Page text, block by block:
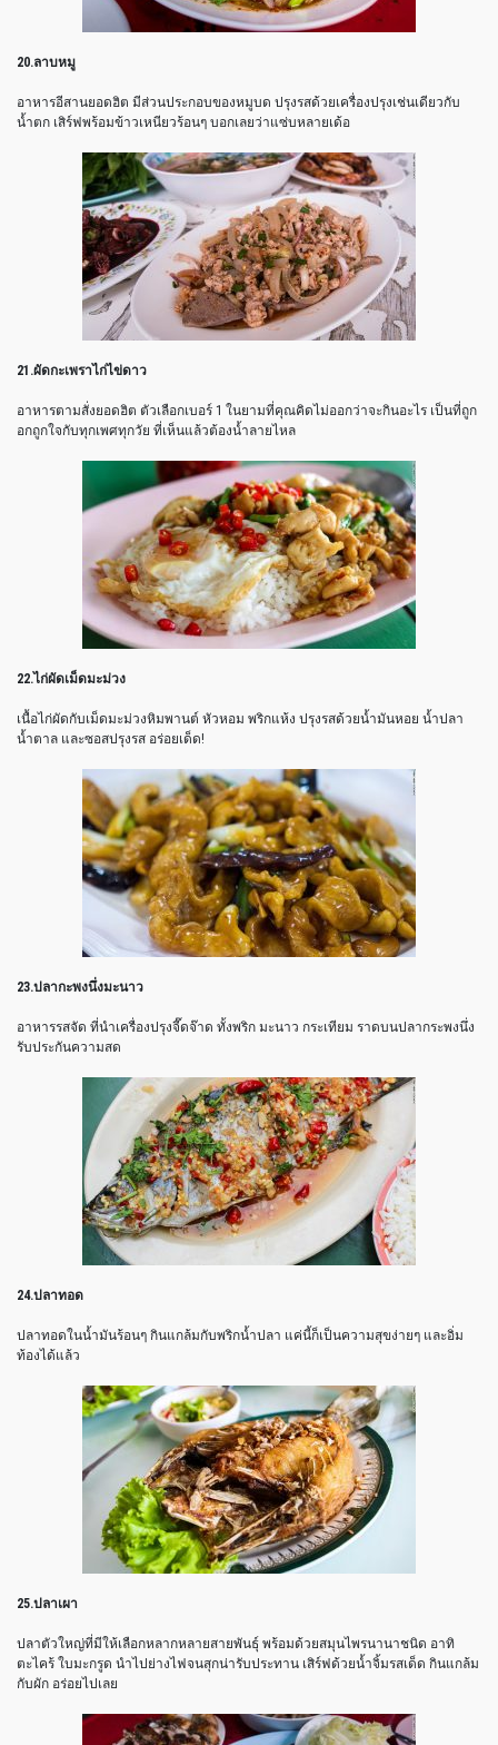
20.ลาบหมู
อาหารอีสานยอดฮิต มีส่วนประกอบของหมูบด ปรุงรสด้วยเครื่องปรุงเช่นเดียวกับ
น้ำตก เสิร์ฟพร้อมข้าวเหนียวร้อนๆ บอกเลยว่าแซ่บหลายเด้อ
21.ผัดกะเพราไก่ไข่ดาว
อาหารตามสั่งยอดฮิต ตัวเลือกเบอร์ 1 ในยามที่คุณคิดไม่ออกว่าจะกินอะไร เป็นที่ถูก
อกถูกใจกับทุกเพศทุกวัย ที่เห็นแล้วต้องน้ำลายไหล
22.ไก่ผัดเม็ดมะม่วง
เนื้อไก่ผัดกับเม็ดมะม่วงหิมพานต์ หัวหอม พริกแห้ง ปรุงรสด้วยน้ำมันหอย น้ำปลา
น้ำตาล และซอสปรุงรส อร่อยเด็ด!
23.ปลากะพงนึ่งมะนาว
อาหารรสจัด ที่นำเครื่องปรุงจี๊ดจ๊าด ทั้งพริก มะนาว กระเทียม ราดบนปลากระพงนึ่ง
รับประกันความสด
24.ปลาทอด
ปลาทอดในน้ำมันร้อนๆ กินแกล้มกับพริกน้ำปลา แค่นี้ก็เป็นความสุขง่ายๆ และอิ่ม
ท้องได้แล้ว
25.ปลาเผา
ปลาตัวใหญ่ที่มีให้เลือกหลากหลายสายพันธุ์ พร้อมด้วยสมุนไพรนานาชนิด อาทิ
ตะไคร้ ใบมะกรูด นำไปย่างไฟจนสุกน่ารับประทาน เสิร์ฟด้วยน้ำจิ้มรสเด็ด กินแกล้ม
กับผัก อร่อยไปเลย